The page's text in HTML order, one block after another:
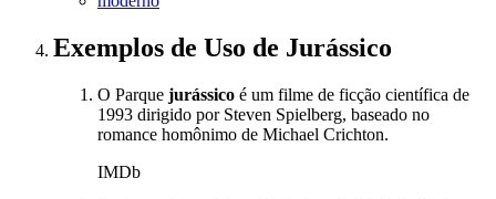
Exemplos de Uso de Jurássico
O Parque jurássico é um filme de ficção científica de
1993 dirigido por Steven Spielberg, baseado no
romance homônimo de Michael Crichton.
IMDb